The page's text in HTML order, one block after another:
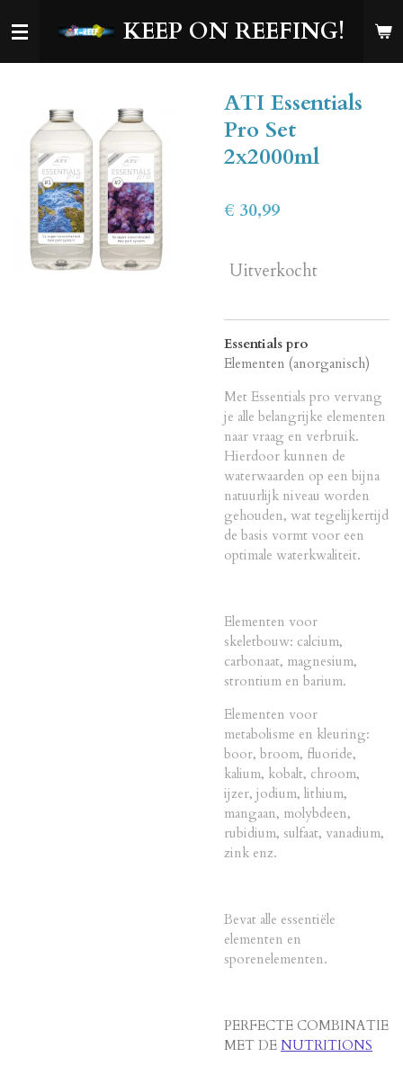
direct
KEEP ON REEFING!
ATI Essentials
Pro Set
2x2000ml
€ 30,99
Uitverkocht
Essentials pro
Elementen (anorganisch)
Met Essentials pro vervang
je alle belangrijke elementen
naar vraag en verbruik.
Hierdoor kunnen de
waterwaarden op een bijna
natuurlijk niveau worden
gehouden, wat tegelijkertijd
de basis vormt voor een
optimale waterkwaliteit.
Elementen voor
skeletbouw: calcium,
carbonaat, magnesium,
strontium en barium.
Elementen voor
metabolisme en kleuring:
boor, broom, fluoride,
kalium, kobalt, chroom,
ijzer, jodium, lithium,
mangaan, molybdeen,
rubidium, sulfaat, vanadium,
zink enz.
Bevat alle essentiële
elementen en
sporenelementen.
PERFECTE COMBINATIE
MET DE NUTRITIONS